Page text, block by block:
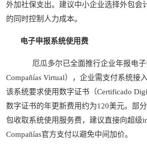
外加社保支出。建议中小企业选择外包会
的同时控制人力成本。
电子申报系统使用费
厄瓜多尔已全面推行企业年报电子
Compañías Virtual），企业需支付系统接
该系统要求使用数字证书（Certificado
数字证书的年更新费用约为120美元。部
包收取系统使用服务费，建议直接向超级
Compañías官方支付以避免中间加价。